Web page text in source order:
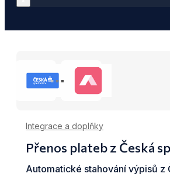
Integrace a doplňky
Přenos plateb z Česká
Automatické stahování výpisů z